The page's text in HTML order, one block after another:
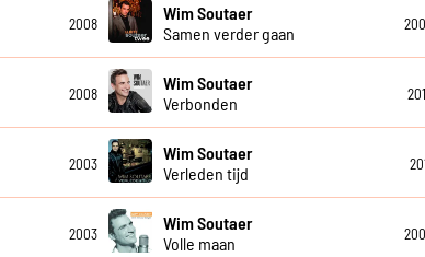
2008
Wim Soutaer
Samen verder gaan
2008
Wim Soutaer
Verbonden
2003
Wim Soutaer
Verleden tijd
2003
Wim Soutaer
Volle maan